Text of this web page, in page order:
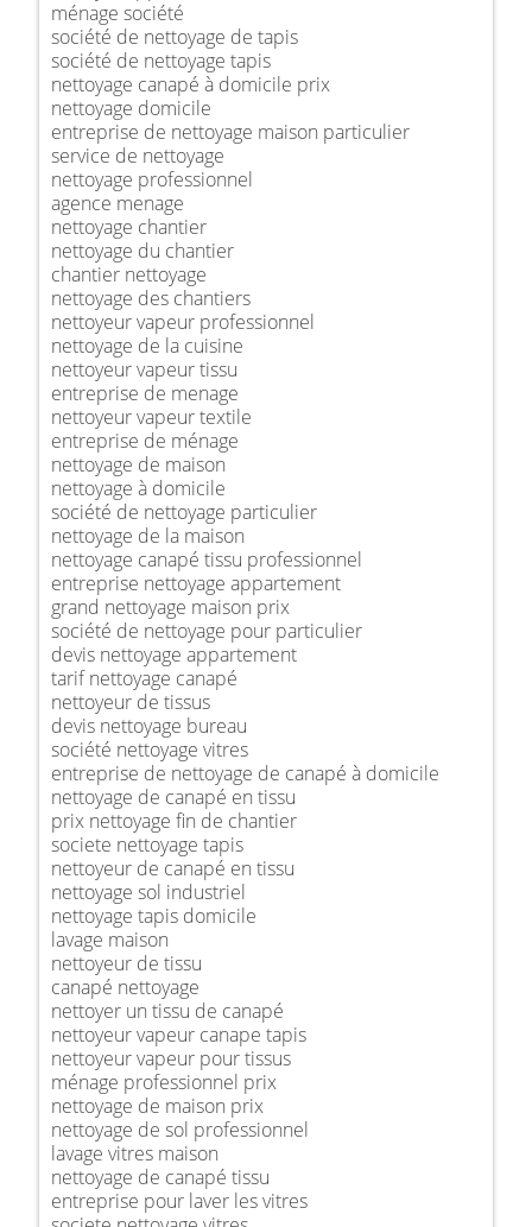
ménage société
société de nettoyage de tapis
société de nettoyage tapis
nettoyage canapé à domicile prix
nettoyage domicile
entreprise de nettoyage maison particulier
service de nettoyage
nettoyage professionnel
agence menage
nettoyage chantier
nettoyage du chantier
chantier nettoyage
nettoyage des chantiers
nettoyeur vapeur professionnel
nettoyage de la cuisine
nettoyeur vapeur tissu
entreprise de menage
nettoyeur vapeur textile
entreprise de ménage
nettoyage de maison
nettoyage à domicile
société de nettoyage particulier
nettoyage de la maison
nettoyage canapé tissu professionnel
entreprise nettoyage appartement
grand nettoyage maison prix
société de nettoyage pour particulier
devis nettoyage appartement
tarif nettoyage canapé
nettoyeur de tissus
devis nettoyage bureau
société nettoyage vitres
entreprise de nettoyage de canapé à domicile
nettoyage de canapé en tissu
prix nettoyage fin de chantier
societe nettoyage tapis
nettoyeur de canapé en tissu
nettoyage sol industriel
nettoyage tapis domicile
lavage maison
nettoyeur de tissu
canapé nettoyage
nettoyer un tissu de canapé
nettoyeur vapeur canape tapis
nettoyeur vapeur pour tissus
ménage professionnel prix
nettoyage de maison prix
nettoyage de sol professionnel
lavage vitres maison
nettoyage de canapé tissu
entreprise pour laver les vitres